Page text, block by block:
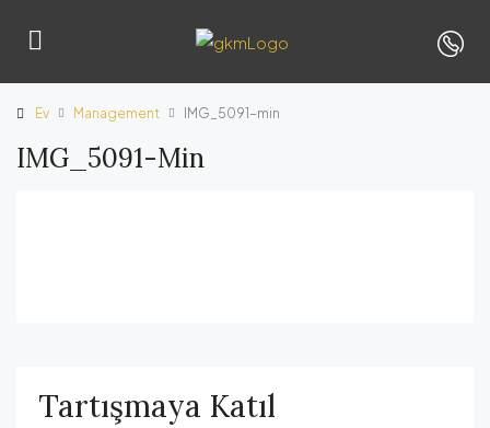
Ev Management IMG_5091-min
IMG_5091-Min
Tartışmaya Katıl